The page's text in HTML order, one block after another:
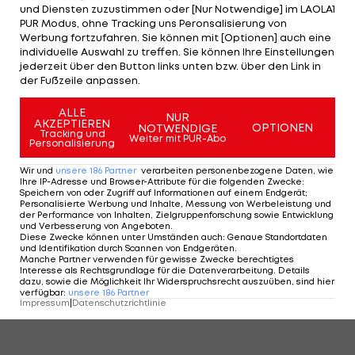
LAOLA1liefert einen Überblick über alle
Österreicher mit einem Marktwert bis zu 100.000
Euro, die ohne Verein dastehen.
1 VON 41
KOMMENTARE
und Diensten zuzustimmen oder [Nur Notwendige] im LAOLA1
PUR Modus, ohne Tracking uns Peronsalisierung von
Werbung fortzufahren. Sie können mit [Optionen] auch eine
individuelle Auswahl zu treffen. Sie können Ihre Einstellungen
jederzeit über den Button links unten bzw. über den Link in
der Fußzeile anpassen.
ALLE
AKZEPTIEREN
Tracking und
Personalisierung
NUR
NOTWENDIGE
Weiter mit PUR-Abo
OPTIONEN
Wir und unsere 186 Partner verarbeiten personenbezogene Daten, wie
Ihre IP-Adresse und Browser-Attribute für die folgenden Zwecke:
Speichern von oder Zugriff auf Informationen auf einem Endgerät;
Personalisierte Werbung und Inhalte, Messung von Werbeleistung und
der Performance von Inhalten, Zielgruppenforschung sowie Entwicklung
und Verbesserung von Angeboten
Diese Zwecke können unter Umständen auch: Genaue Standortdaten
und Identifikation durch Scannen von Endgeräten
Manche Partner verwenden für gewisse Zwecke berechtigtes
Interesse als Rechtsgrundlage für die Datenverarbeitung. Details
dazu, sowie die Möglichkeit Ihr Widerspruchsrecht auszuüben, sind hier
verfügbar: unsere 186 Partner
Impressum|Datenschutzrichtlinie